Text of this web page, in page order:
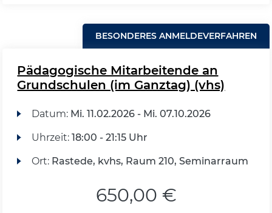
BESONDERES ANMELDEVERFAHREN
Pädagogische Mitarbeitende an
Grundschulen (im Ganztag) (vhs)
Datum: Mi. 11.02.2026 - Mi. 07.10.2026
Uhrzeit: 18:00 - 21:15 Uhr
Ort: Rastede, kvhs, Raum 210, Seminarraum
650,00 €